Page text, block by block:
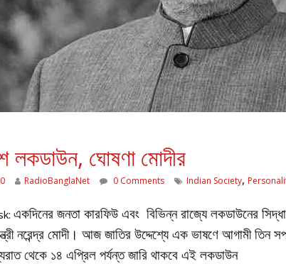
লকডাউন, ঘোষণা মোদীর
RadioBanglaNet 0 Comments Indian Society,
একদিনের জনতা কারফিউ এবং বিভিন্ন রাজ্যে লকডাউনের
নরেন্দ্র মোদী। আজ জাতির উদ্দেশ্যে এক ভাষণে আগামী তিন
থেকে ১৪ এপ্রিল পর্যন্ত জারি থাকবে এই লকডাউন